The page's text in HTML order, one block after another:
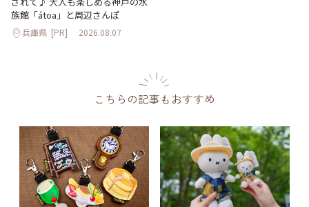
族館「átoa」と周辺さんぽ
兵庫県 [PR] 2026.08.07
こちらの記事もおすすめ